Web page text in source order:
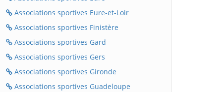
Associations sportives Eure-et-Loir
Associations sportives Finistère
Associations sportives Gard
Associations sportives Gers
Associations sportives Gironde
Associations sportives Guadeloupe